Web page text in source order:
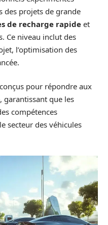
des projets de grande
de recharge rapide et
Ce niveau inclut des
l’optimisation des
pour répondre aux
garantissant que les
compétences
secteur des véhicules